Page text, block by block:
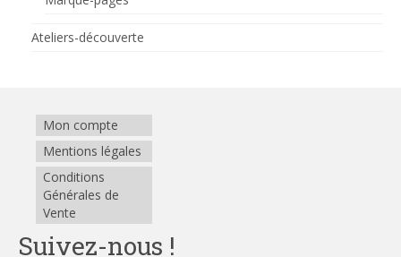
Ateliers-découverte
Mon compte
Mentions légales
Conditions
Générales de
Vente
Suivez-nous !